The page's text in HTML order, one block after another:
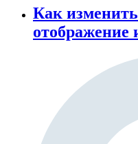
Как
отображение